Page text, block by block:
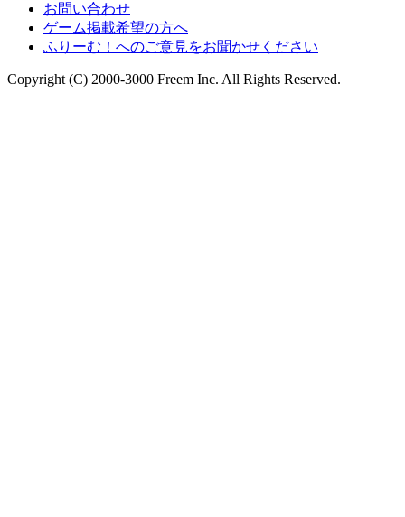
お問い合わせ
ゲーム掲載希望の方へ
ふりーむ！へのご意見をお聞かせください
Copyright (C) 2000-3000 Freem Inc. All Rights Reserved.